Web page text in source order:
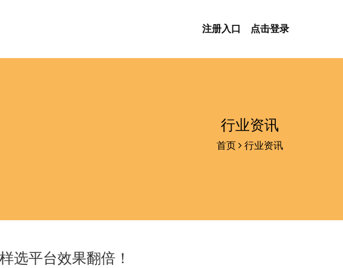
注册入口 点击登录
行业资讯
首页 行业资讯
选平台效果翻倍！